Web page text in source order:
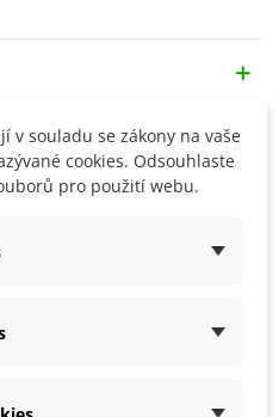
v souladu se zákony na vaše
cookies. Odsouhlaste
pro použití webu.